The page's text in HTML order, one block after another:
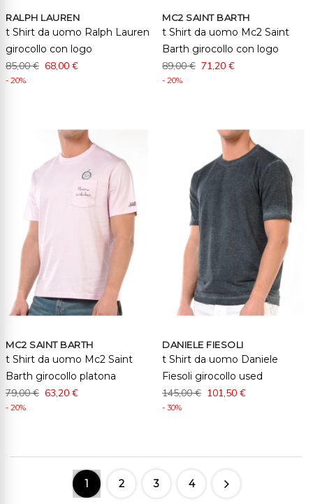
RALPH LAUREN
t Shirt da uomo Ralph Lauren
girocollo con logo
85,00 € 68,00 €
- 20%
MC2 SAINT BARTH
t Shirt da uomo Mc2 Saint
Barth girocollo con logo
89,00 € 71,20 €
- 20%
MC2 SAINT BARTH
t Shirt da uomo Mc2 Saint
Barth girocollo platona
79,00 € 63,20 €
- 20%
DANIELE FIESOLI
t Shirt da uomo Daniele
Fiesoli girocollo used
145,00 € 101,50 €
- 30%
1 2 3 4